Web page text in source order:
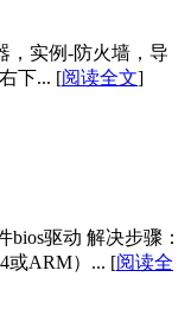
，实例-防火墙，导
下... [阅读全文]
驱动 解决步骤：
或ARM）... [阅读全